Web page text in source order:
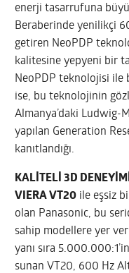
enerji tasarrufuna
Beraberinde yenilikçi
getiren NeoPDP
kalitesine yepyeni bir
NeoPDP teknolojisi ile
ise, bu teknolojinin
Almanya’daki Ludwig-
yapılan Generation
kanıtlandığı.
KALİTELİ 3D DENEYİMİ
VIERA VT20 ile eşsiz
olan Panasonic, bu
sahip modellere yer
yanı sıra
sunan VT20, 600 Hz